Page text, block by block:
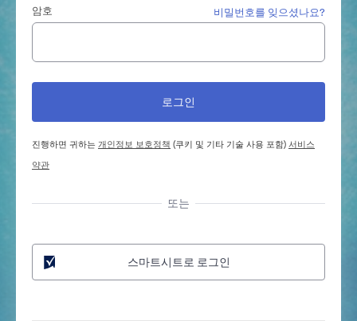
암호 비밀번호를 잊으셨나요?
진행하면 귀하는개인정보 보호정책 (쿠키 및 기타 기술 사용 포함)서비스
약관
또는
스마트시트로 로그인